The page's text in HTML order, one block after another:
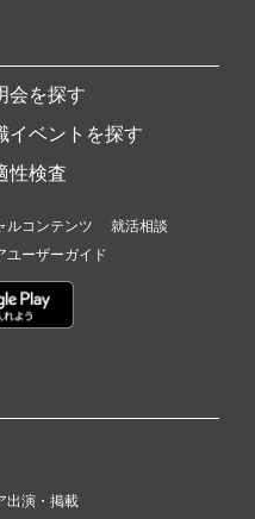
会を探す
イベントを探す
性検査
ルコンテンツ
就活相談
ユーザーガイド
出演・掲載